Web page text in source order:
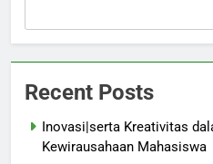
Recent Posts
Inovasi|serta Kreativitas
Kewirausahaan Mahasiswa